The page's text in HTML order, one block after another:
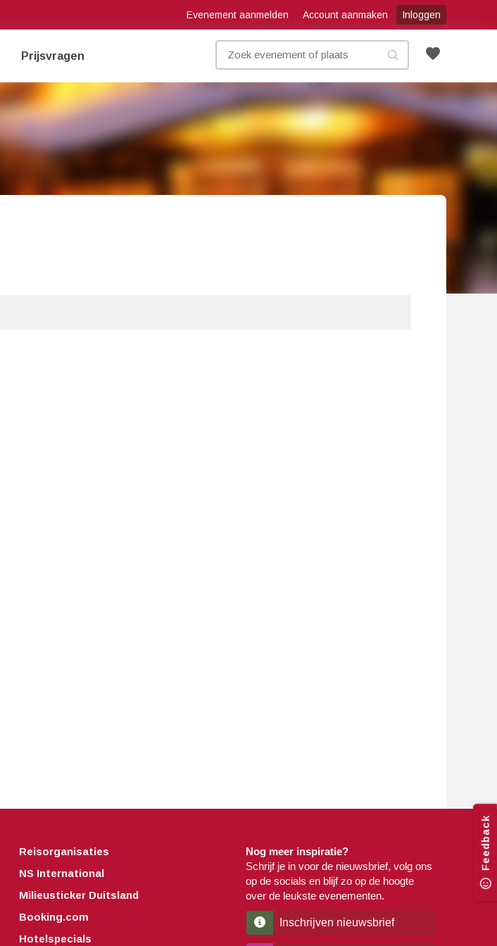
Evenement aanmelden Account aanmaken Inloggen
favorite
Prijsvragen
Reisorganisaties
NS International
Milieusticker Duitsland
Booking.com
Hotelspecials
Nog meer inspiratie?
Schrijf je in voor de nieuwsbrief, volg ons
op de socials en blijf zo op de hoogte
over de leukste evenementen.
Inschrijven nieuwsbrief
Feedback